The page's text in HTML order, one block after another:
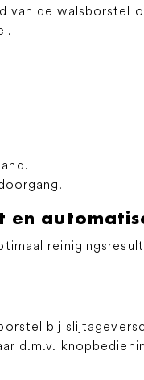
van de walsborstel
bij
d.m.v.